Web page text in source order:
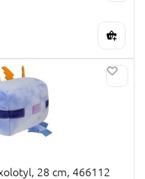
28 cm, 466112